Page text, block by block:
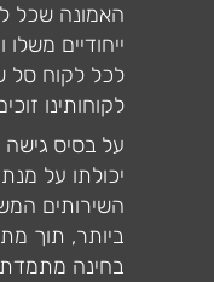
האמונה שכל
ייחודיים
לכל לקוח סל
לקוחותינו
על בסיס
יכולתו על
השירותים
ביותר, תוך
בחינה